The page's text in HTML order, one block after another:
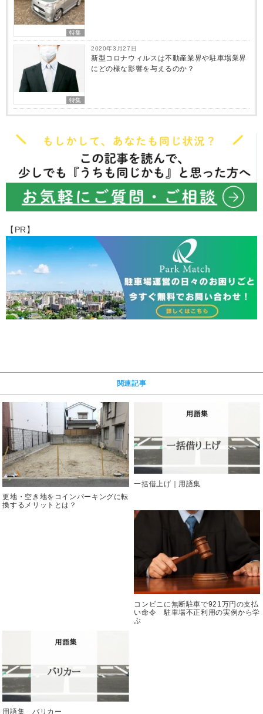
特集
特集
2020年3月27日
新型コロナウィルスは不動産業界や駐車場業界
にどの様な影響を与えるのか？
【PR】
関連記事
更地・空き地をコインパーキングに転
換するメリットとは？
一括借上げ｜用語集
コンビニに無断駐車で921万円の支払
い命令 駐車場不正利用の実例から学
ぶ
用語集 バリカー